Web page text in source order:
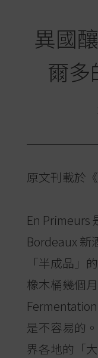
異國
爾多
原文刊載於
En Primeurs
Bordeaux 新
「半成品」
橡木桶幾個
是不容易的
界各地的「